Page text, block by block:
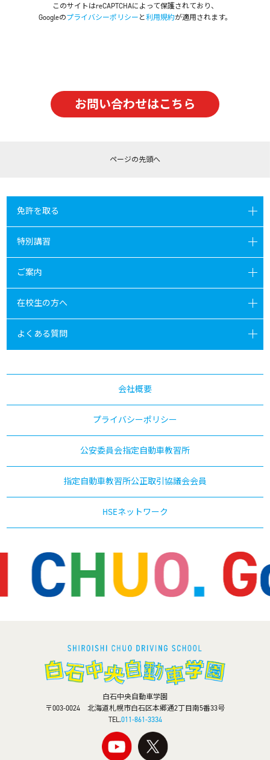
このサイトはreCAPTCHAによって保護されており、
Googleのプライバシーポリシーと利用規約が適用されます。
お問い合わせはこちら
ページの先頭へ
免許を取る
特別講習
ご案内
在校生の方へ
よくある質問
会社概要
プライバシーポリシー
公安委員会指定自動車教習所
指定自動車教習所公正取引協議会会員
HSEネットワーク
白石中央自動車学園
〒003-0024 北海道札幌市白石区本郷通2丁目南5番33号
TEL.011-861-3334